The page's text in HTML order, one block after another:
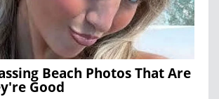
Beach Photos That Are
Good